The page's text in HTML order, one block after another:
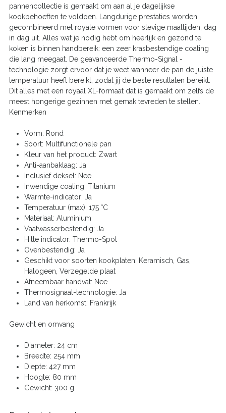
pannencollectie is gemaakt om aan al je dagelijkse
kookbehoeften te voldoen. Langdurige prestaties worden
gecombineerd met royale vormen voor stevige maaltijden, dag
in dag uit. Alles wat je nodig hebt om heerlijk en gezond te
koken is binnen handbereik: een zeer krasbestendige coating
die lang meegaat. De geavanceerde Thermo-Signal -
technologie zorgt ervoor dat je weet wanneer de pan de juiste
temperatuur heeft bereikt, zodat jij de beste resultaten bereikt.
Dit alles met een royaal XL-formaat dat is gemaakt om zelfs de
meest hongerige gezinnen met gemak tevreden te stellen.
Kenmerken
Vorm: Rond
Soort: Multifunctionele pan
Kleur van het product: Zwart
Anti-aanbaklaag: Ja
Inclusief deksel: Nee
Inwendige coating: Titanium
Warmte-indicator: Ja
Temperatuur (max): 175 °C
Materiaal: Aluminium
Vaatwasserbestendig: Ja
Hitte indicator: Thermo-Spot
Ovenbestendig: Ja
Geschikt voor soorten kookplaten: Keramisch, Gas,
Halogeen, Verzegelde plaat
Afneembaar handvat: Nee
Thermosignaal-technologie: Ja
Land van herkomst: Frankrijk
Gewicht en omvang
Diameter: 24 cm
Breedte: 254 mm
Diepte: 427 mm
Hoogte: 80 mm
Gewicht: 300 g